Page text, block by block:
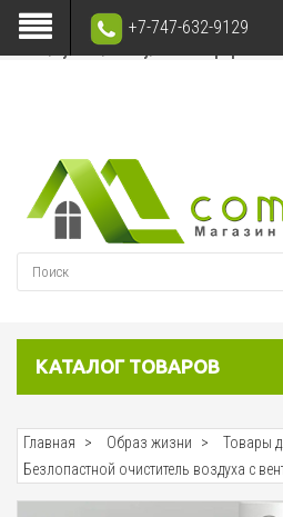
Notice: session_start():
failed: Permission denied (13) in/var/www/
com.kz/system/library/session.php
+7-747-632-9129
КАТАЛОГ ТОВАРОВ
Главная Образ жизни
Товары
Безлопастной очиститель воздуха с